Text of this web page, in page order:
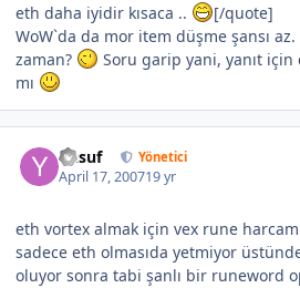
eth daha iyidir kısaca ..
[/quote]
WoW`da da mor item düşme şansı
zaman?
Soru garip yani, yanıt
mı
Yusuf Yönetici
April 17, 200719 yr
eth vortex almak için vex rune
sadece eth olmasıda yetmiyor
oluyor sonra tabi şanlı bir runeword